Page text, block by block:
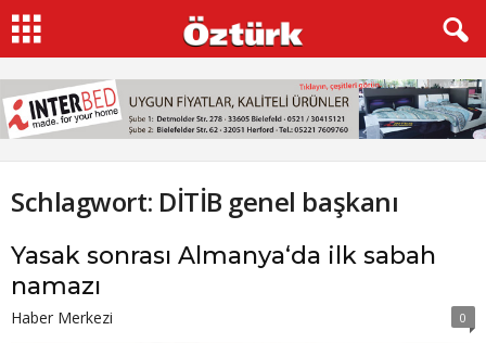
Schlagwort: DİTİB genel başkanı
Yasak sonrası Almanya‘da ilk sabah
namazı
Haber Merkezi 0